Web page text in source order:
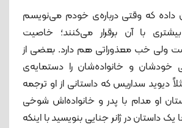
داده که وقتی درباره‌ی خودم می‌نویسم
با آن برقرار می‌کنند؛ خاصیت
ولی خب معذوراتی هم دارد. بعضی از
خودشان و خانواده‌شان را دستمایه‌ی
دیوید سداریس که داستانی از او ترجمه
او مدام با پدر و خانواده‌اش شوخی
داستان در ژانر جنایی بنویسید با اینکه